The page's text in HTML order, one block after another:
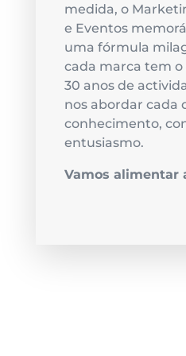
medida, o
e Eventos
uma fórmula
cada marca tem o
30 anos de
nos abordar cada
conhecimento,
entusiasmo.
Vamos alimentar